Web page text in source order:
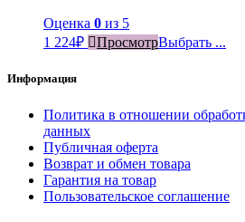
Оценка 0 из 5
1 224₽ ПросмотрВыбрать ...
Информация
Политика в отношении
данных
Публичная оферта
Возврат и обмен товара
Гарантия на товар
Пользовательское соглашение